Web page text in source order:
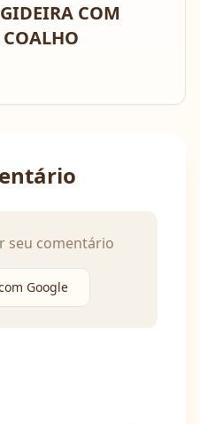
COM
seu comentário
Google